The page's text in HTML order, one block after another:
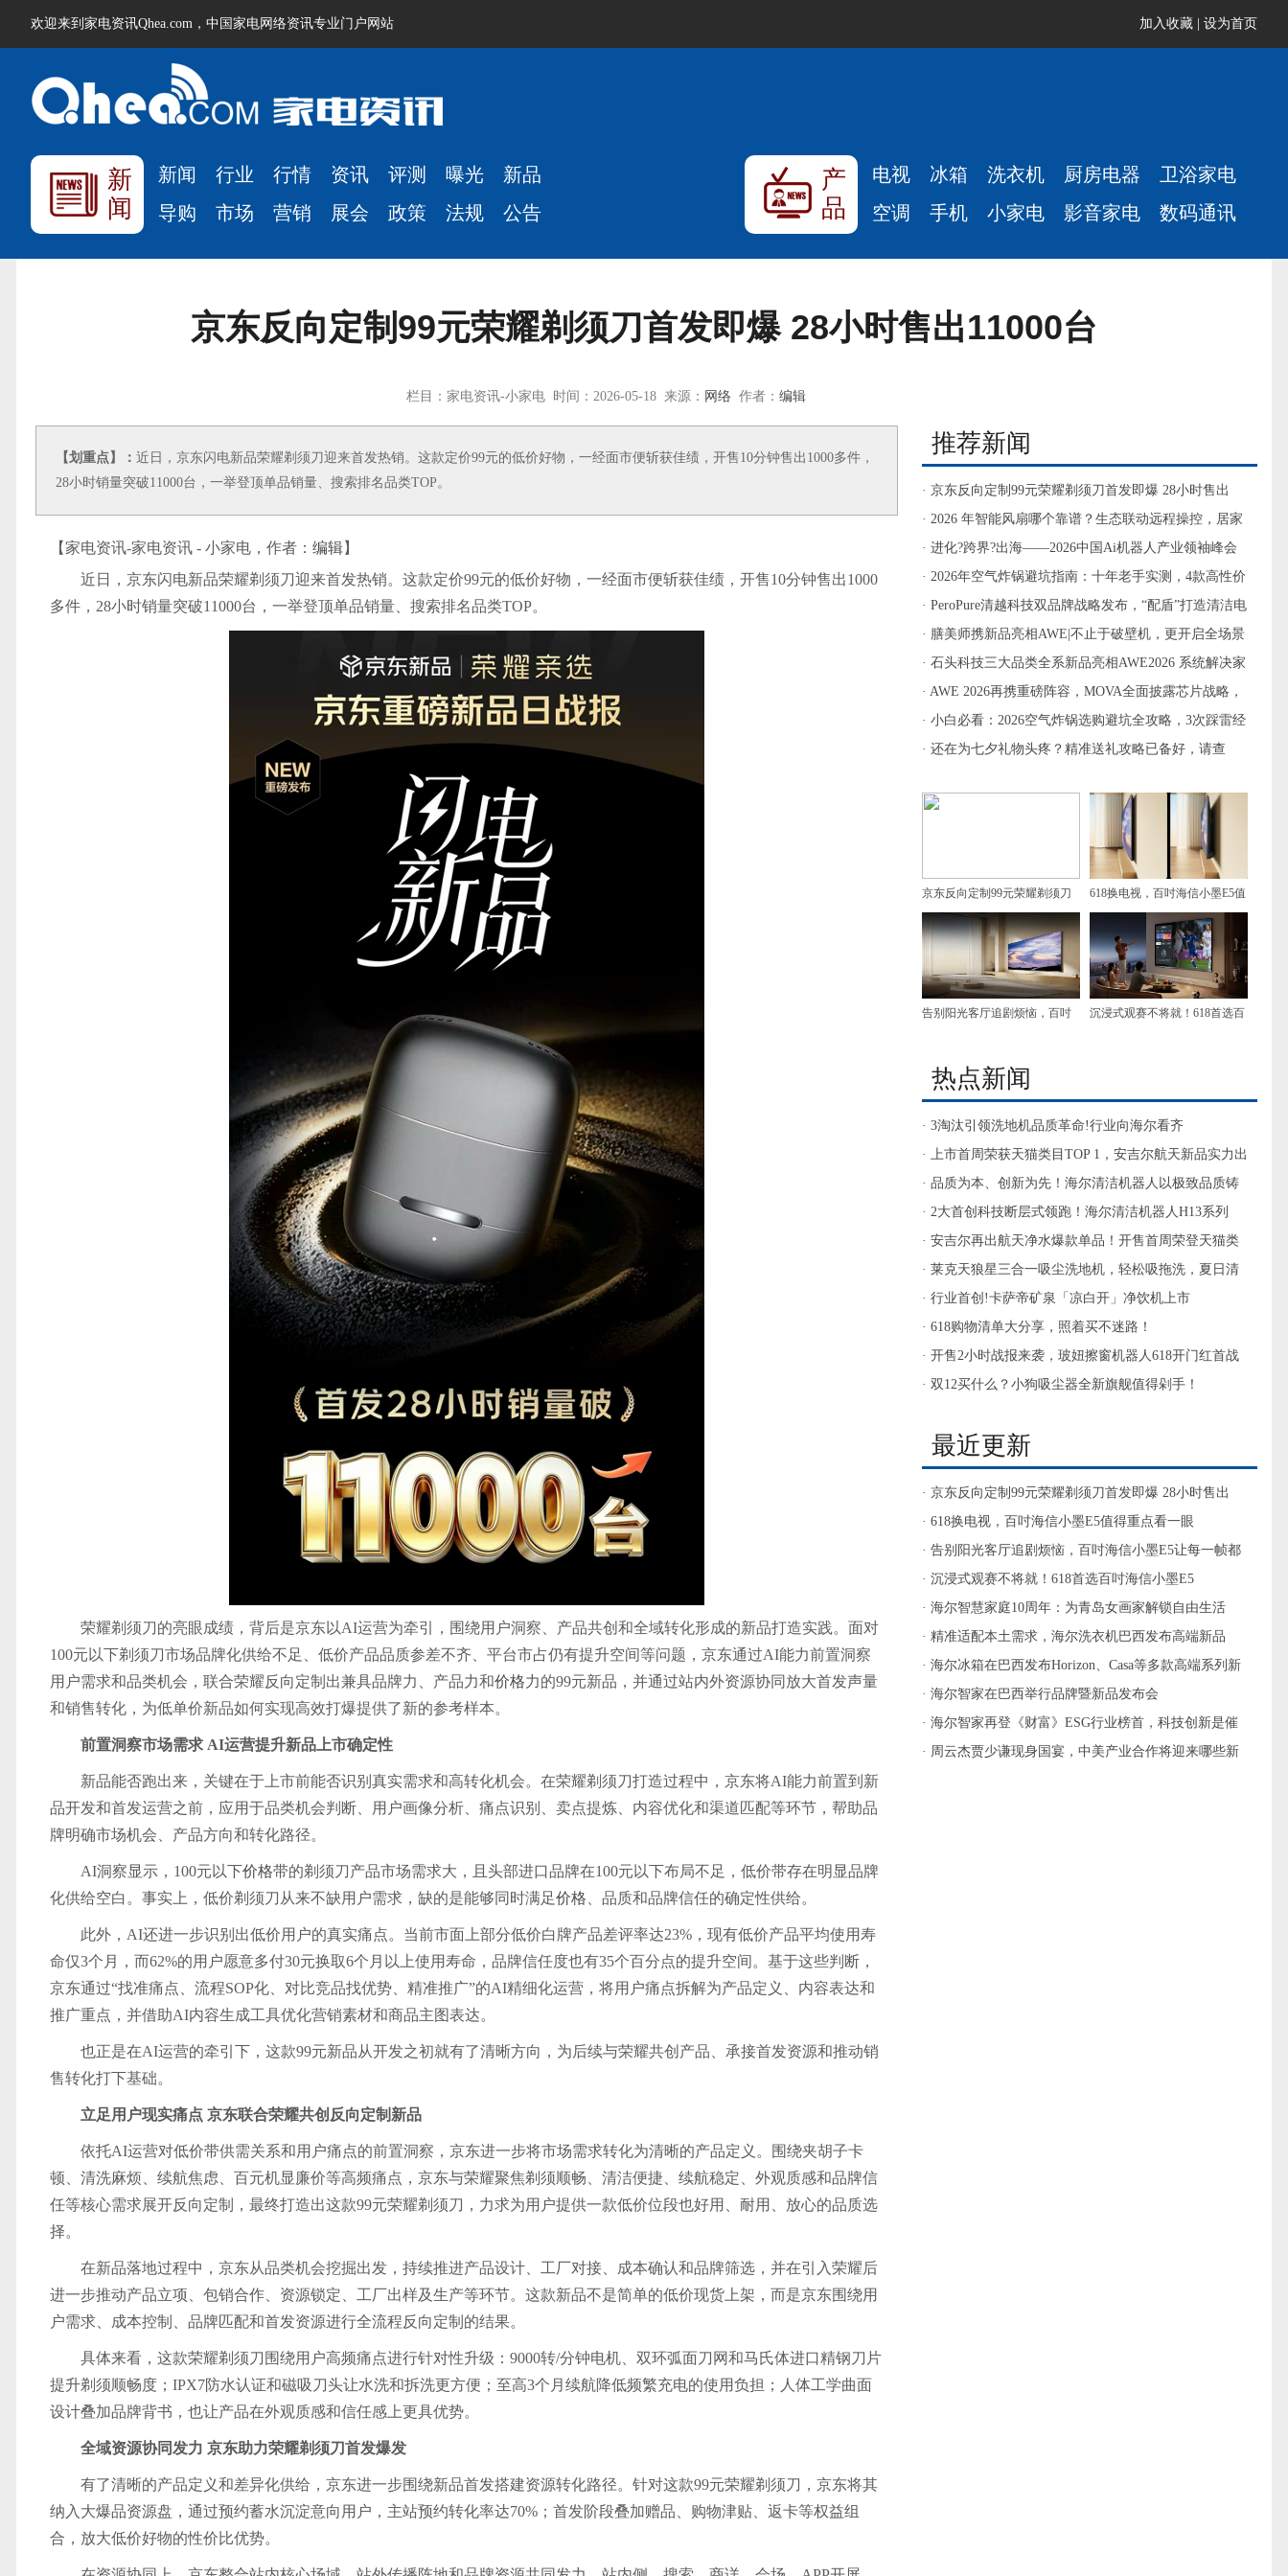
欢迎来到家电资讯Qhea.com，中国家电网络资讯专业门户网站 加入收藏 设为首页
新
闻
新闻 行业 行情 资讯 评测 曝光
新品
导购
市场 营销 展会 政策 法规 公告
产
品
电视 冰箱 洗衣机 厨房电器
卫浴家电
空调
手机 小家电 影音家电 数码通讯
京东反向定制99元荣耀剃须刀首发即爆 28小时售出11000台
栏目：家电资讯-小家电 时间：2026-05-18 来源： 网络作者： 编辑
【划重点】： 近日，京东闪电新品荣耀剃须刀迎来首发热销。这款定价99元的低价好物，一经面市便斩获佳绩，开售10分钟售出1000多件，
28小时销量突破11000台，一举登顶单品销量、搜索排名品类TOP。
【家电资讯-家电资讯 - 小家电，作者： 编辑】
近日，京东闪电新品荣耀剃须刀迎来首发热销。这款定价99元的低价好物，一经面市便斩获佳绩，开售10分钟售出1000
多件，28小时销量突破11000台，一举登顶单品销量、搜索排名品类TOP。
荣耀剃须刀的亮眼成绩，背后是京东以AI运营为牵引，围绕用户洞察、产品共创和全域转化形成的新品打造实践。面对
100元以下剃须刀市场品牌化供给不足、低价产品品质参差不齐、平台市占仍有提升空间等问题，京东通过AI能力前置洞察
用户需求和品类机会，联合荣耀反向定制出兼具品牌力、产品力和价格力的99元新品，并通过站内外资源协同放大首发声量
和销售转化，为低单价新品如何实现高效打爆提供了新的参考样本。
前置洞察市场需求 AI运营提升新品上市确定性
新品能否跑出来，关键在于上市前能否识别真实需求和高转化机会。在荣耀剃须刀打造过程中，京东将AI能力前置到新
品开发和首发运营之前，应用于品类机会判断、用户画像分析、痛点识别、卖点提炼、内容优化和渠道匹配等环节，帮助品
牌明确市场机会、产品方向和转化路径。
AI洞察显示，100元以下价格带的剃须刀产品市场需求大，且头部进口品牌在100元以下布局不足，低价带存在明显品牌
化供给空白。事实上，低价剃须刀从来不缺用户需求，缺的是能够同时满足价格 、品质和品牌信任的确定性供给。
此外，AI还进一步识别出低价用户的真实痛点。当前市面上部分低价白牌产品差评率达23%，现有低价产品平均使用寿
命仅3个月，而62%的用户愿意多付30元换取6个月以上使用寿命，品牌信任度也有35个百分点的提升空间。基于这些判断，
京东通过“找准痛点、流程SOP化、对比竞品找优势、精准推广”的AI精细化运营，将用户痛点拆解为产品定义、内容表达和
推广重点，并借助AI内容生成工具优化营销素材和商品主图表达。
也正是在AI运营的牵引下，这款99元新品从开发之初就有了清晰方向，为后续与荣耀共创产品、承接首发资源和推动销
售转化打下基础。
立足用户现实痛点 京东联合荣耀共创反向定制新品
依托AI运营对低价带供需关系和用户痛点的前置洞察，京东进一步将市场需求转化为清晰的产品定义。围绕夹胡子卡
顿、清洗麻烦、续航焦虑、百元机显廉价等高频痛点，京东与荣耀聚焦剃须顺畅、清洁便捷、续航稳定、外观质感和品牌信
任等核心需求展开反向定制，最终打造出这款99元荣耀剃须刀，力求为用户提供一款低价位段也好用、耐用、放心的品质选
择。
在新品落地过程中，京东从品类机会挖掘出发，持续推进产品设计、工厂对接、成本确认和品牌筛选，并在引入荣耀后
进一步推动产品立项、包销合作、资源锁定、工厂出样及生产等环节。这款新品不是简单的低价现货上架，而是京东围绕用
户需求、成本控制、品牌匹配和首发资源进行全流程反向定制的结果。
具体来看，这款荣耀剃须刀围绕用户高频痛点进行针对性升级：9000转/分钟电机、双环弧面刀网和马氏体进口精钢刀片
提升剃须顺畅度；IPX7防水认证和磁吸刀头让水洗和拆洗更方便；至高3个月续航降低频繁充电的使用负担；人体工学曲面
设计叠加品牌背书，也让产品在外观质感和信任感上更具优势。
全域资源协同发力 京东助力荣耀剃须刀首发爆发
有了清晰的产品定义和差异化供给，京东进一步围绕新品首发搭建资源转化路径。针对这款99元荣耀剃须刀，京东将其
纳入大爆品资源盘，通过预约蓄水沉淀意向用户，主站预约转化率达70%；首发阶段叠加赠品、购物津贴、返卡等权益组
合，放大低价好物的性价比优势。
推荐新闻
· 京东反向定制99元荣耀剃须刀首发即爆 28小时售出
11000台
· 2026 年智能风扇哪个靠谱？生态联动远程操控，居家
省心不踩坑
· 进化?跨界?出海――2026中国Ai机器人产业领袖峰会
暨第六届清洁电器产业升级与评测峰会圆满落幕
· 2026年空气炸锅避坑指南：十年老手实测，4款高性价
比机型闭眼入
· PeroPure清越科技双品牌战略发布，“配盾”打造清洁电
器“英特尔”
· 膳美师携新品亮相AWE|不止于破壁机，更开启全场景
高端厨电新格局
· 石头科技三大品类全系新品亮相AWE2026 系统解决家
庭清洁痛点
· AWE 2026再携重磅阵容，MOVA全面披露芯片战略，
擎画“主动时代”技术版图
· 小白必看：2026空气炸锅选购避坑全攻略，3次踩雷经
验+5款高性价比机型，买错算我输
· 还在为七夕礼物头疼？精准送礼攻略已备好，请查
京东反向定制99元荣耀剃须刀
首发即爆 28小时售出11000台
618换电视，百吋海信小墨E5值
得重点看一眼
告别阳光客厅追剧烦恼，百吋 沉浸式观赛不将就！618首选百
热点新闻
· 3淘汰引领洗地机品质革命!行业向海尔看齐
· 上市首周荣获天猫类目TOP 1，安吉尔航天新品实力出
圈
· 品质为本、创新为先！海尔清洁机器人以极致品质铸
最佳体验
· 2大首创科技断层式领跑！海尔清洁机器人H13系列
AWE大秀自研“黑科技”
· 安吉尔再出航天净水爆款单品！开售首周荣登天猫类
目销售TOP1
· 莱克天狼星三合一吸尘洗地机，轻松吸拖洗，夏日清
洁好帮手
· 行业首创!卡萨帝矿泉「凉白开」净饮机上市
· 618购物清单大分享，照着买不迷路！
· 开售2小时战报来袭，玻妞擦窗机器人618开门红首战
告捷！
· 双12买什么？小狗吸尘器全新旗舰值得剁手！
最近更新
· 京东反向定制99元荣耀剃须刀首发即爆 28小时售出
11000台
· 618换电视，百吋海信小墨E5值得重点看一眼
· 告别阳光客厅追剧烦恼，百吋海信小墨E5让每一帧都
清晰
· 沉浸式观赛不将就！618首选百吋海信小墨E5
· 海尔智慧家庭10周年：为青岛女画家解锁自由生活
· 精准适配本土需求，海尔洗衣机巴西发布高端新品
· 海尔冰箱在巴西发布Horizon、Casa等多款高端系列新
品
· 海尔智家在巴西举行品牌暨新品发布会
· 海尔智家再登《财富》ESG行业榜首，科技创新是催
化剂？
· 周云杰贾少谦现身国宴，中美产业合作将迎来哪些新